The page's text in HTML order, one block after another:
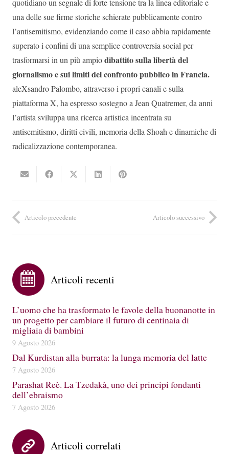
quotidiano un segnale di forte tensione tra la linea editoriale e
una delle sue firme storiche schierate pubblicamente contro
l’antisemitismo, evidenziando come il caso abbia rapidamente
superato i confini di una semplice controversia social per
trasformarsi in un più ampiodibattito sulla libertà del
giornalismo e sui limiti del confronto pubblico in Francia.
aleXsandro Palombo, attraverso i propri canali e sulla
piattaforma X, ha espresso sostegno a Jean Quatremer, da anni
l’artista sviluppa una ricerca artistica incentrata su
antisemitismo, diritti civili, memoria della Shoah e dinamiche di
radicalizzazione contemporanea.
Articolo precedente Articolo successivo
Articoli recenti
L’uomo che ha trasformato le favole della buonanotte in
un progetto per cambiare il futuro di centinaia di
migliaia di bambini
9 Agosto 2026
Dal Kurdistan alla burrata: la lunga memoria del latte
7 Agosto 2026
Parashat Reè. La Tzedakà, uno dei principi fondanti
dell’ebraismo
7 Agosto 2026
Articoli correlati